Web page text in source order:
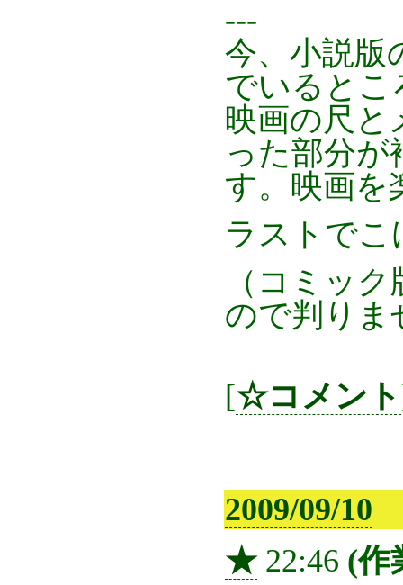
---
今、小説版
でいるとこ
映画の尺と
った部分
す。映画を
ラストで
（コミッ
ので判りま
[☆コメント
2009/09/10
★ 22:46 (作